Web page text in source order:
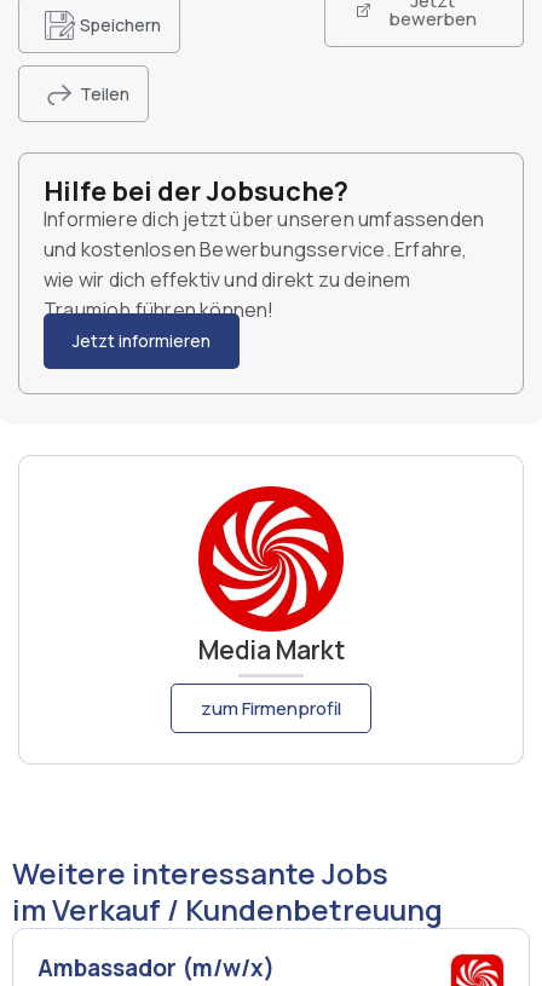
Speichern
Teilen
bewerben
Hilfe bei der Jobsuche?
Informiere dich jetzt über unseren umfassenden
und kostenlosen Bewerbungsservice. Erfahre,
wie wir dich effektiv und direkt zu deinem
Traumjob führen können!
Jetzt informieren
Media Markt
zum Firmenprofil
Weitere interessante Jobs
im Verkauf / Kundenbetreuung
Ambassador (m/w/x)